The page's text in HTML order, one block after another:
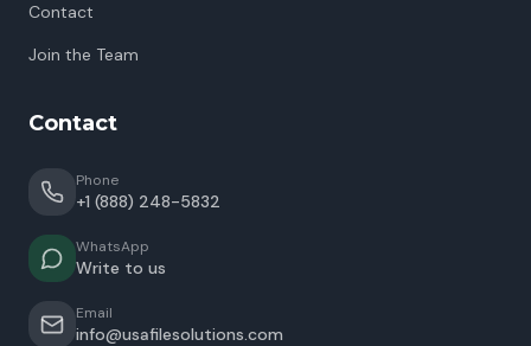
Contact
Join the Team
Contact
Phone
+1 (888) 248-5832
WhatsApp
Write to us
Email
info@usafilesolutions.com